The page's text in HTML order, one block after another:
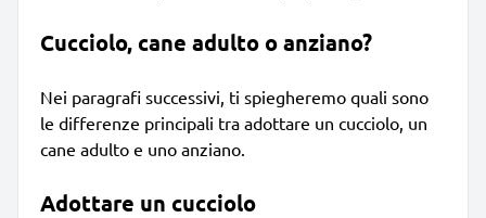
Cucciolo, cane adulto o anziano?
Nei paragrafi successivi, ti spiegheremo quali sono
le differenze principali tra adottare un cucciolo, un
cane adulto e uno anziano.
Adottare un cucciolo